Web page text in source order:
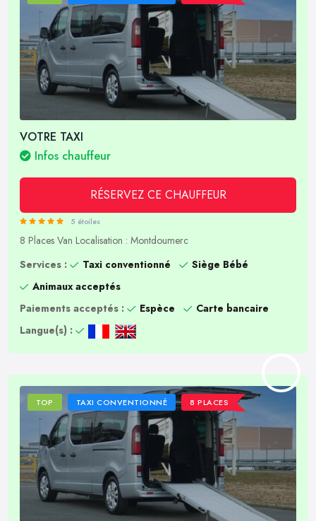
VOTRE TAXI
Infos chauffeur
RÉSERVEZ CE CHAUFFEUR
5 étoiles
8 Places Van Localisation : Montdoumerc
Services :
Taxi conventionné
Siège Bébé
Animaux acceptés
Paiements acceptés :
Espèce
Carte bancaire
Langue(s) :
TOP TAXI CONVENTIONNÉ 8 PLACES